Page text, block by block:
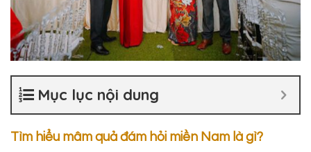
Mục lục nội dung
Tìm hiểu mâm quả đám hỏi miền Nam là gì?